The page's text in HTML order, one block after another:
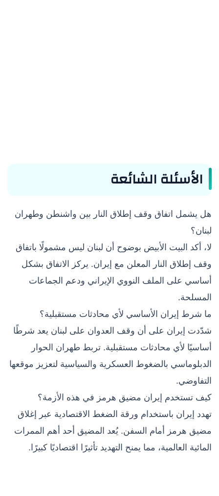
الأسئلة الشائعة
هل يشمل اتفاق وقف إطلاق النار بين واشنطن وطهران
لبنان؟
لا، أكد البيت الأبيض بوضوح أن لبنان ليس مشمولًا باتفاق
وقف إطلاق النار المعلن مع إيران. يركز الاتفاق بشكل
أساسي على الملف النووي الإيراني ودعم الجماعات
المسلحة.
ما شرط إيران الأساسي لأي محادثات مستقبلية؟
شدّدت إيران على أن وقف العدوان على لبنان يعد شرطًا
أساسيًا لأي محادثات مستقبلية. تربط طهران الحوار
الدبلوماسي بالضغوط العسكرية والسياسية لتعزيز موقعها
التفاوضي.
كيف تستخدم إيران مضيق هرمز في هذه الأزمة؟
تهدد إيران باستخدام ورقة الضغط الاقتصادية عبر إغلاق
مضيق هرمز أمام السفن. يُعد المضيق أحد أهم الممرات
المائية العالمية، مما يمنح التهديد تأثيرًا اقتصاديًا كبيرًا.